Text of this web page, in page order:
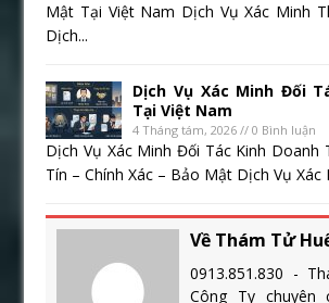
Mật Tại Việt Nam Dịch Vụ Xác Minh
Dịch...
Dịch Vụ Xác Minh Đối
Tại Việt Nam
4 Tháng tám, 2026 // 0 Bình luận
Dịch Vụ Xác Minh Đối Tác Kinh Doanh
Tín – Chính Xác – Bảo Mật Dịch Vụ Xác
Về Thám Tử
0913.851.830 -
Công Ty chuyên